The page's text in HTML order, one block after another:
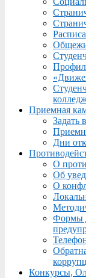
Приемная
Задать
Дни
О
Об
О
Формы
Конкурсы,